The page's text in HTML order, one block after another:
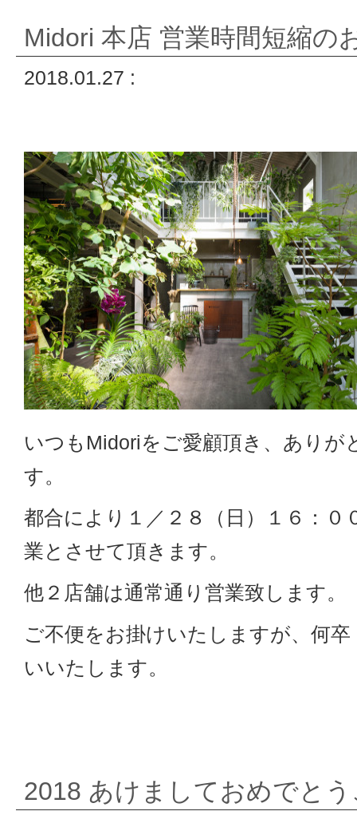
Midori 本店 営業時間短縮の
2018.01.27 :
いつもMidoriをご愛顧頂き、ありが
す。
都合により１／２８（日）１６：０
業とさせて頂きます。
他２店舗は通常通り営業致します。
ご不便をお掛けいたしますが、何
いいたします。
2018 あけましておめでと